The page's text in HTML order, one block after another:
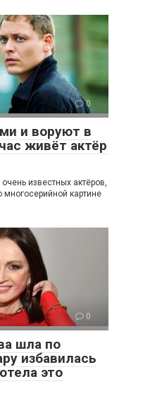
0
и воруют в
живёт актёр
известных актёров,
многосерийной картине
0
шла по
избавилась
это